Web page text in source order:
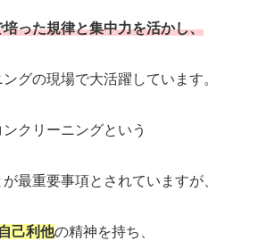
った規律と集中力を活かし、
グの現場で大活躍しています。
クリーニングという
最重要事項とされていますが、
自己利他の精神を持ち、